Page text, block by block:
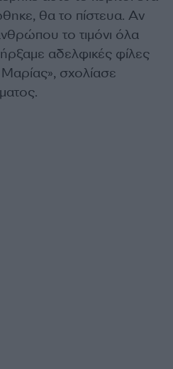
θα το πίστευα. Αν
το τιμόνι όλα
αδελφικές φίλες
Μαρίας», σχολίασε